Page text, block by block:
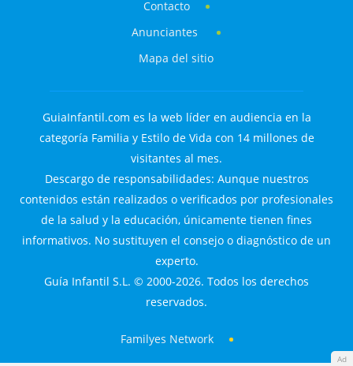
Ad
Contacto
Anunciantes
Mapa del sitio
GuiaInfantil.com es la web líder en audiencia en la
categoría Familia y Estilo de Vida con 14 millones de
visitantes al mes.
Descargo de responsabilidades: Aunque nuestros
contenidos están realizados o verificados por profesionales
de la salud y la educación, únicamente tienen fines
informativos. No sustituyen el consejo o diagnóstico de un
experto.
Guía Infantil S.L. © 2000-2026. Todos los derechos
reservados.
Familyes Network